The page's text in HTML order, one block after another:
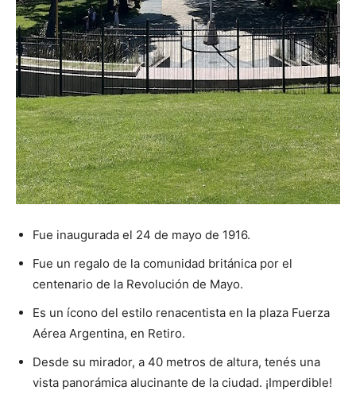
Fue inaugurada el 24 de mayo de 1916.
Fue un regalo de la comunidad británica por el
centenario de la Revolución de Mayo.
Es un ícono del estilo renacentista en la plaza Fuerza
Aérea Argentina, en Retiro.
Desde su mirador, a 40 metros de altura, tenés una
vista panorámica alucinante de la ciudad. ¡Imperdible!